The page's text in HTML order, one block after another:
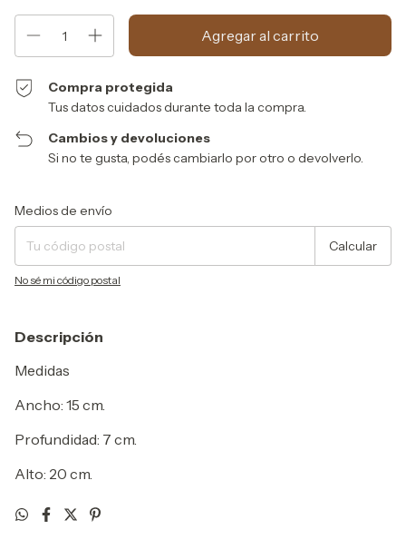
Compra protegida
Tus datos cuidados durante toda la compra.
Cambios y devoluciones
Si no te gusta, podés cambiarlo por otro o devolverlo.
Entregas para el CP:
Medios de envío
Calcular
No sé mi código postal
Descripción
Medidas
Ancho: 15 cm.
Profundidad: 7 cm.
Alto: 20 cm.